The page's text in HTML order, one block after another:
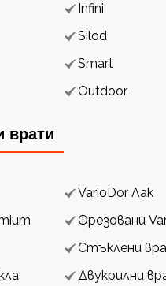
Infini
Silod
Smart
Outdoor
врати
VarioDor Лак
Фрезовани
Стъклени
Двукрилни